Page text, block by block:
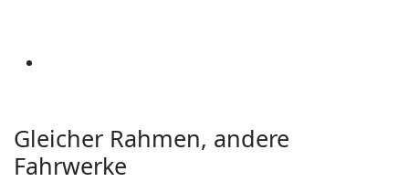
Gleicher Rahmen, andere
Fahrwerke